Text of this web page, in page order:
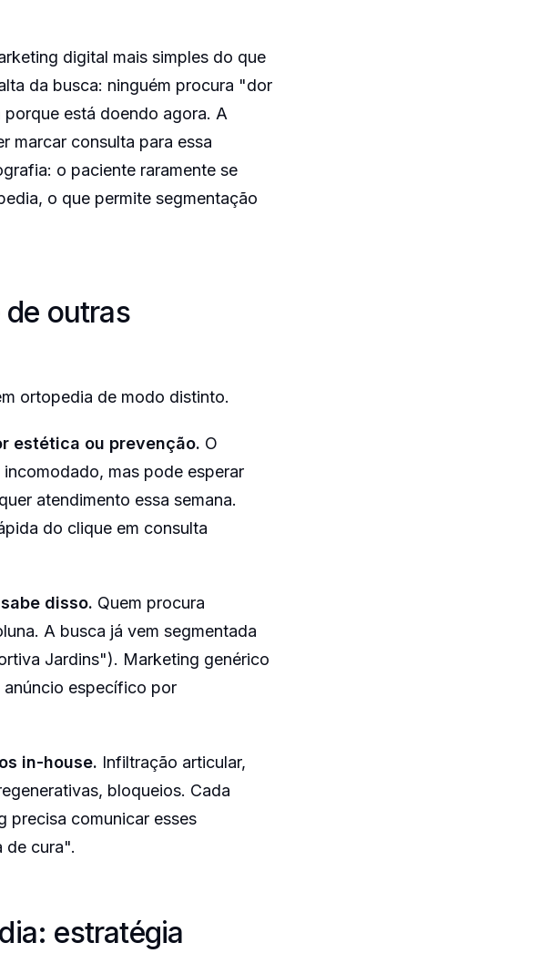
digital mais simples do que
da busca: ninguém procura "dor
está doendo agora. A
marcar consulta para essa
o paciente raramente se
o que permite segmentação
outras
ortopedia de modo distinto.
estética ou prevenção. O
mas pode esperar
atendimento essa semana.
do clique em consulta
disso. Quem procura
A busca já vem segmentada
Jardins"). Marketing genérico
específico por
in-house. Infiltração articular,
bloqueios. Cada
precisa comunicar esses
de cura".
estratégia